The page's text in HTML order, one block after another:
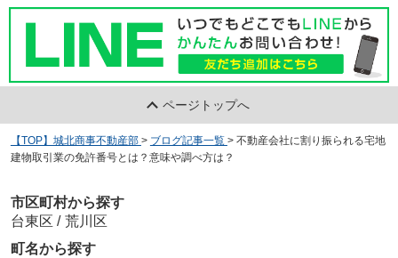
ページトップへ
【TOP】城北商事不動産部 > ブログ記事一覧 > 不動産会社に割り振られる宅地
建物取引業の免許番号とは？意味や調べ方は？
市区町村から探す
台東区 / 荒川区
町名から探す